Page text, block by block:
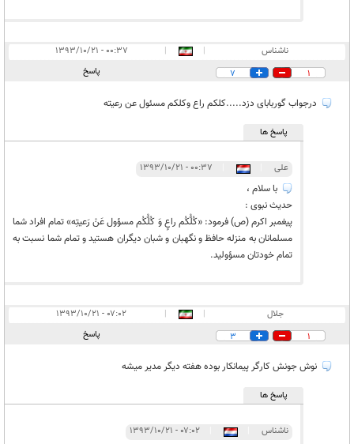
ناشناس |
|
۰۰:۳۷ - ۱۳۹۳/۱۰/۲۱
1
7 پاسخ
درجواب گوربابای دزد.....کلکم راع وکلکم مسئول عن رعیته
پاسخ ها
علی ۰۰:۳۷ - ۱۳۹۳/۱۰/۲۱
با سلام ،
حدیث نبوی :
پيغمبر اكرم (ص) فرمود: «كُلُّكُم راعٍ وَ كُلُّكُم مسؤول عَنْ رَعيتِه» تمام افراد شما
مسلمانان به منزله حافظ و نگهبان و شبان ديگران هستيد و تمام شما نسبت به
تمام خودتان مسؤوليد.
جلال |
|
۰۷:۰۲ - ۱۳۹۳/۱۰/۲۱
1
3 پاسخ
نوش جونش کارگر پیمانکار بوده هفته دیگر مدیر میشه
پاسخ ها
ناشناس ۰۷:۰۲ - ۱۳۹۳/۱۰/۲۱